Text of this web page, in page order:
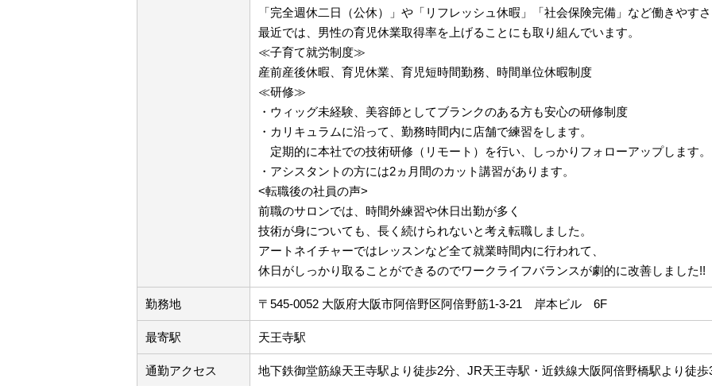
「完全週休二日（公休）」や「リフレッシュ休暇」「社会保険完備」など働きやす
最近では、男性の育児休業取得率を上げることにも取り組んでいます。
≪子育て就労制度≫
産前産後休暇、育児休業、育児短時間勤務、時間単位休暇制度
≪研修≫
・ウィッグ未経験、美容師としてブランクのある方も安心の研修制度
・カリキュラムに沿って、勤務時間内に店舗で練習をします。
定期的に本社での技術研修（リモート）を行い、しっかりフォローアップします。
・アシスタントの方には2ヵ月間のカット講習があります。
<転職後の社員の声>
前職のサロンでは、時間外練習や休日出勤が多く
技術が身についても、長く続けられないと考え転職しました。
アートネイチャーではレッスンなど全て就業時間内に行われて、
休日がしっかり取ることができるのでワークライフバランスが劇的に改善しました!!
勤務地 〒545-0052 大阪府大阪市阿倍野区阿倍野筋1-3-21 岸本ビル 6F
最寄駅 天王寺駅
通勤アクセス 地下鉄御堂筋線天王寺駅より徒歩2分、JR天王寺駅・近鉄線大阪阿倍野橋駅より徒歩